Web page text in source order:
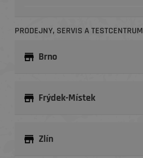
PRODEJNY, SERVIS A TESTCENTRUM
Brno
Frýdek-Místek
Zlín